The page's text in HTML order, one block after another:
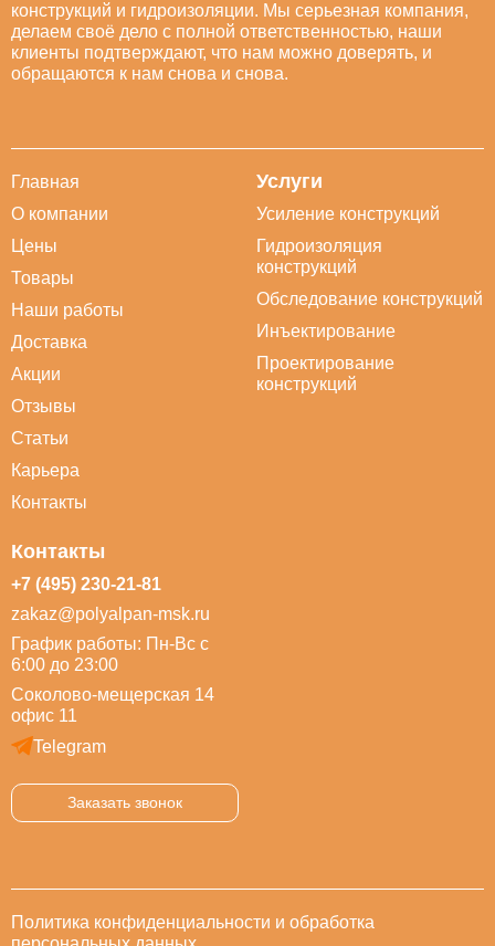
конструкций и гидроизоляции. Мы серьезная компания,
делаем своё дело с полной ответственностью, наши
клиенты подтверждают, что нам можно доверять, и
обращаются к нам снова и снова.
Главная
О компании
Цены
Товары
Наши работы
Доставка
Акции
Отзывы
Статьи
Карьера
Контакты
Услуги
Усиление конструкций
Гидроизоляция
конструкций
Обследование конструкций
Инъектирование
Проектирование
конструкций
Контакты
+7 (495) 230-21-81
zakaz@polyalpan-msk.ru
График работы: Пн-Вс с
6:00 до 23:00
Соколово-мещерская 14
офис 11
Telegram
Заказать звонок
Политика конфиденциальности и обработка